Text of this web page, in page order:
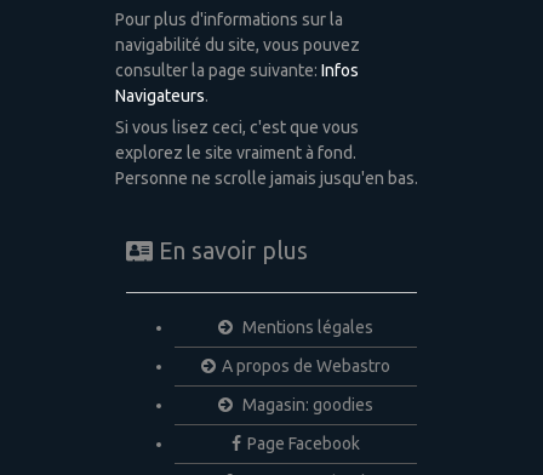
Pour plus d'informations sur la
navigabilité du site, vous pouvez
consulter la page suivante: Infos
Navigateurs.
Si vous lisez ceci, c'est que vous
explorez le site vraiment à fond.
Personne ne scrolle jamais jusqu'en bas.
En savoir plus
Mentions légales
A propos de Webastro
Magasin: goodies
Page Facebook